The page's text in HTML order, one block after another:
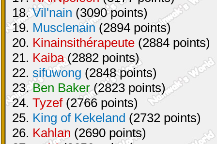
18.Vil'nain (3090 points)
19. Musclenain (2894 points)
20. Kinainsithérapeute (2884 points)
21. Kaiba(2882 points)
22. sifuwong (2848 points)
23.Ben Baker(2823 points)
24. Tyzef(2766 points)
25. King of Kekeland (2732 points)
26. Kahlan (2690 points)